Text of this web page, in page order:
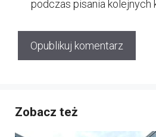
podczas pisania kolejnych
Zobacz też